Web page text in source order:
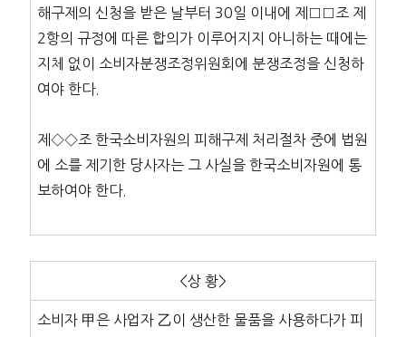
해구제의 신청을 받은 날부터 30일 이내에 제□□조 제
2항의 규정에 따른 합의가 이루어지지 아니하는 때에는
지체 없이 소비자분쟁조정위원회에 분쟁조정을 신청하
여야 한다.
제◇◇조 한국소비자원의 피해구제 처리절차 중에 법원
에 소를 제기한 당사자는 그 사실을 한국소비자원에 통
보하여야 한다.
<상 황>
소비자 甲은 사업자 乙이 생산한 물품을 사용하다가 피